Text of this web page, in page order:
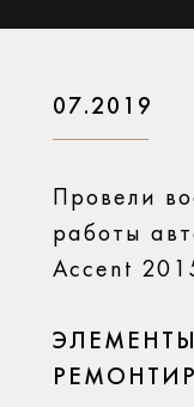
07.2019
Провели
работы
Accent